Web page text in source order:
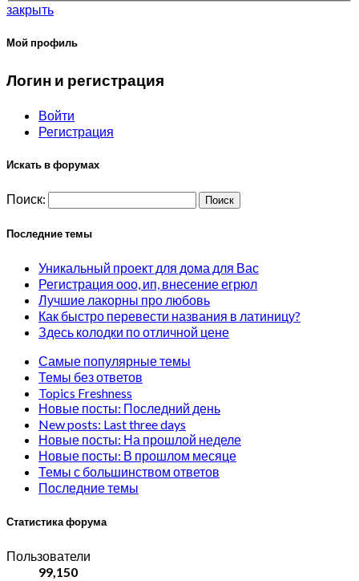
закрыть
Мой профиль
Логин и регистрация
Войти
Регистрация
Искать в форумах
Поиск:
Последние темы
Уникальный проект для дома для Вас
Регистрация ооо, ип, внесение егрюл
Лучшие лакорны про любовь
Как быстро перевести названия в латиницу?
Здесь колодки по отличной цене
Самые популярные темы
Темы без ответов
Topics Freshness
Новые посты: Последний день
New posts: Last three days
Новые посты: На прошлой неделе
Новые посты: В прошлом месяце
Темы с большинством ответов
Последние темы
Статистика форума
Пользователи
99,150